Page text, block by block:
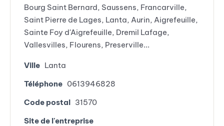
Bourg Saint Bernard, Saussens, Francarville,
Saint Pierre de Lages, Lanta, Aurin, Aigrefeuille,
Sainte Foy d'Aigrefeuille, Dremil Lafage,
Vallesvilles, Flourens, Preserville...
Ville Lanta
Téléphone 0613946828
Code postal 31570
Site de l'entreprise